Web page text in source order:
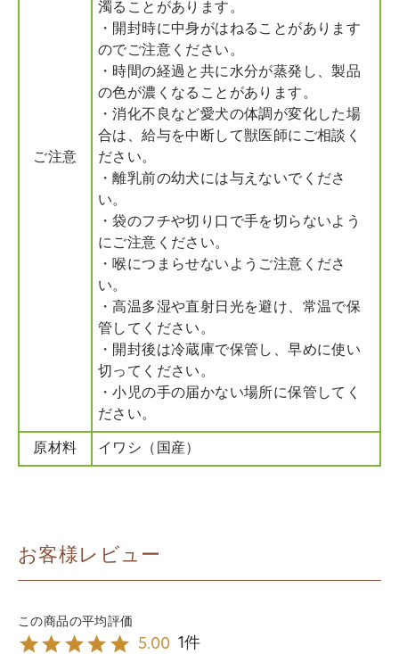
ご注意
濁ることがあります。
・開封時に中身がはねることがあります
のでご注意ください。
・時間の経過と共に水分が蒸発し、製品
の色が濃くなることがあります。
・消化不良など愛犬の体調が変化した場
合は、給与を中断して獣医師にご相談く
ださい。
・離乳前の幼犬には与えないでくださ
い。
・袋のフチや切り口で手を切らないよう
にご注意ください。
・喉につまらせないようご注意くださ
い。
・高温多湿や直射日光を避け、常温で保
管してください。
・開封後は冷蔵庫で保管し、早めに使い
切ってください。
・小児の手の届かない場所に保管してく
ださい。
原材料 イワシ（国産）
お客様レビュー
5.00 1